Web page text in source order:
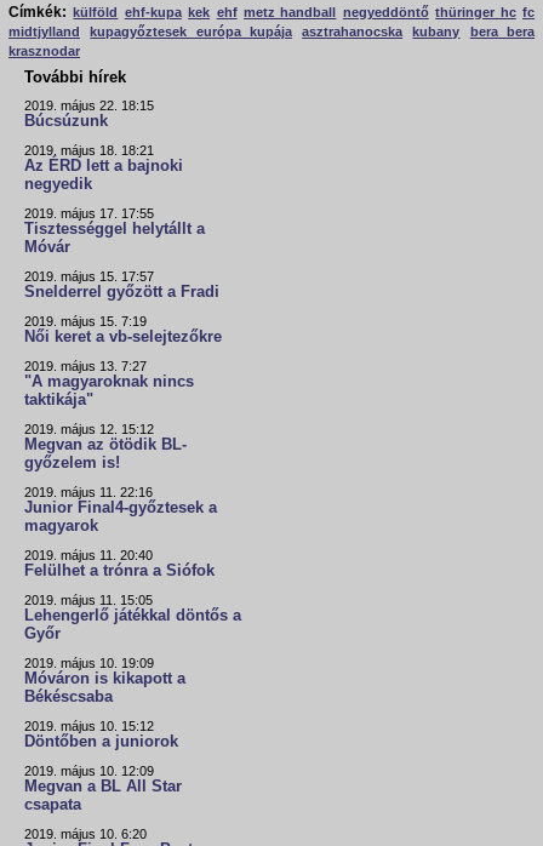
Címkék:
külföld ehf-kupa kek ehf metz handball negyeddöntő thüringer hc fc
midtjylland
kupagyőztesek európa kupája asztrahanocska kubany
bera bera
krasznodar
További hírek
2019. május 22. 18:15
Búcsúzunk
2019. május 18. 18:21
Az ÉRD lett a bajnoki
negyedik
2019. május 17. 17:55
Tisztességgel helytállt a
Móvár
2019. május 15. 17:57
Snelderrel győzött a Fradi
2019. május 15. 7:19
Női keret a vb-selejtezőkre
2019. május 13. 7:27
"A magyaroknak nincs
taktikája"
2019. május 12. 15:12
Megvan az ötödik BL-
győzelem is!
2019. május 11. 22:16
Junior Final4-győztesek a
magyarok
2019. május 11. 20:40
Felülhet a trónra a Siófok
2019. május 11. 15:05
Lehengerlő játékkal döntős a
Győr
2019. május 10. 19:09
Móváron is kikapott a
Békéscsaba
2019. május 10. 15:12
Döntőben a juniorok
2019. május 10. 12:09
Megvan a BL All Star
csapata
2019. május 10. 6:20